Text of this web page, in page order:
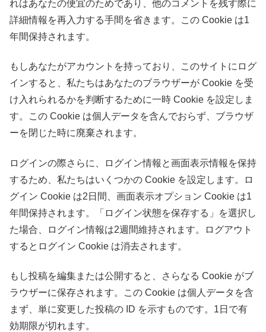
れはあなたの便宜のためであり、他のコメントを残す際に
詳細情報を再入力する手間を省きます。この Cookie は1
年間保持されます。
もしあなたがアカウントを持っており、このサイトにログ
インすると、私たちはあなたのブラウザーが Cookie を受
け入れられるかを判断するために一時 Cookie を設定しま
す。この Cookie は個人データを含んでおらず、ブラウザ
ーを閉じた時に廃棄されます。
ログインの際さらに、ログイン情報と画面表示情報を保持
するため、私たちはいくつかの Cookie を設定します。ロ
グイン Cookie は2日間、画面表示オプション Cookie は1
年間保持されます。「ログイン状態を保存する」を選択し
た場合、ログイン情報は2週間維持されます。ログアウト
するとログイン Cookie は消去されます。
もし投稿を編集または公開すると、さらなる Cookie がブ
ラウザーに保存されます。この Cookie は個人データを含
まず、単に変更した投稿の ID を示すものです。1日で有
効期限が切れます。